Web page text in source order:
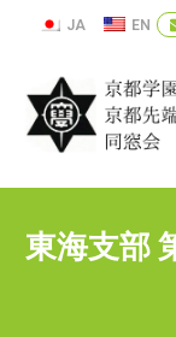
JA EN
東海支部